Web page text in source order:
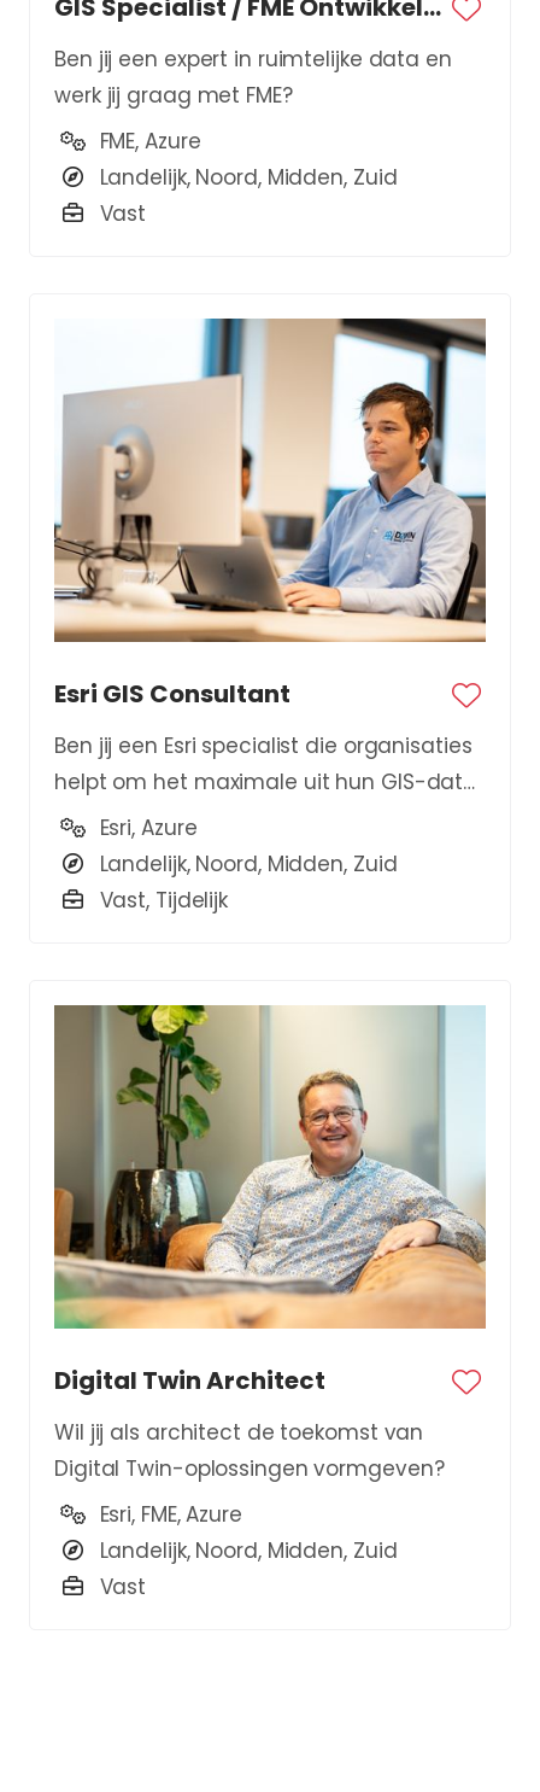
GIS Specialist / FME Ontwikkelaar
Ben jij een expert in ruimtelijke data en
werk jij graag met FME?
FME, Azure
Landelijk, Noord, Midden, Zuid
Vast
Esri GIS Consultant
Ben jij een Esri specialist die organisaties
helpt om het maximale uit hun GIS-data
te halen?
Esri, Azure
Landelijk, Noord, Midden, Zuid
Vast, Tijdelijk
Digital Twin Architect
Wil jij als architect de toekomst van
Digital Twin-oplossingen vormgeven?
Esri, FME, Azure
Landelijk, Noord, Midden, Zuid
Vast